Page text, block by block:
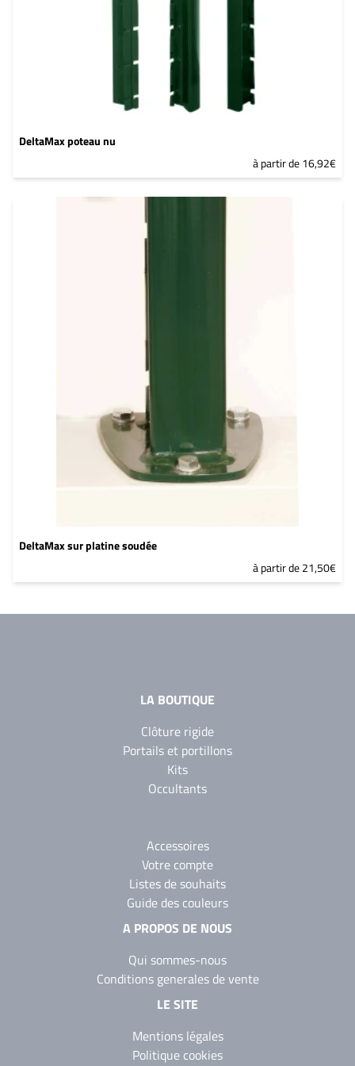
DeltaMax poteau nu
à partir de 16,92€
DeltaMax sur platine soudée
à partir de 21,50€
LA BOUTIQUE
Clôture rigide
Portails et portillons
Kits
Occultants
Accessoires
Votre compte
Listes de souhaits
Guide des couleurs
A PROPOS DE NOUS
Qui sommes-nous
Conditions generales de vente
LE SITE
Mentions légales
Politique cookies